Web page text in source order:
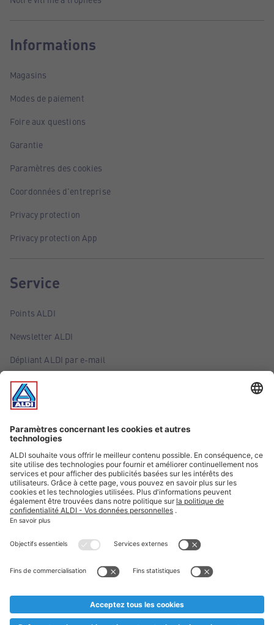
Informations
Magasins
Modes de paiement
Foire aux questions
Garantie
Paramètres des cookies
Coordonnées d'entreprise
Privacy protection
Privacy protection App
Service
Points ALDI
Newsletter ALDI
Dépliant ALDI par e-mail
Offres
Infos essentielles
Suivez ALDI Belgique
Textes marqués d'un astérisque et mentions légales
* Nous vendons ces articles temporairement et jusqu'à
au cas où, malgré le planning bien étudié, nous serions
prématurément en rupture de stock. Prix Recupel et TVA incl.
** Sur ce site, l’utilisation de la forme masculine a été adoptée